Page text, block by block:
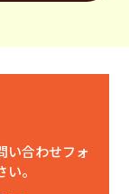
い合わせフォ
。